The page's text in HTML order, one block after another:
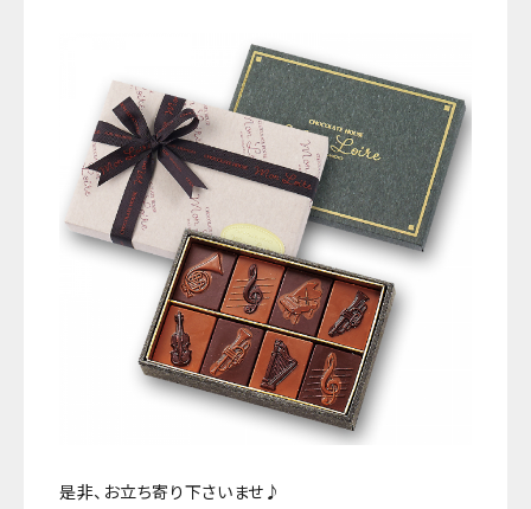
是非、お立ち寄り下さいませ♪